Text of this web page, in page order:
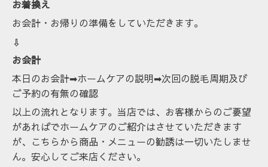
お着換え
お会計・お帰りの準備をしていただきます。
⇩
お会計
本日のお会計➡ホームケアの説明➡次回の脱毛周期及び
ご予約の有無の確認
以上の流れとなります。当店では、お客様からのご要望
があればでホームケアのご紹介はさせていただきます
が、こちらから商品・メニューの勧誘は一切いたしませ
ん。安心してご来店ください。